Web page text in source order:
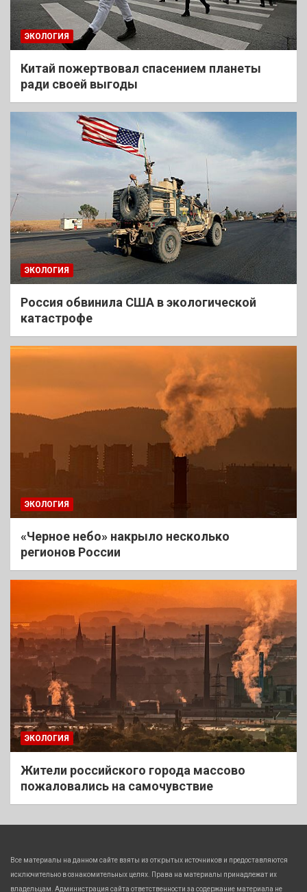
ЭКОЛОГИЯ
Китай пожертвовал спасением планеты
ради своей выгоды
ЭКОЛОГИЯ
Россия обвинила США в экологической
катастрофе
ЭКОЛОГИЯ
«Черное небо» накрыло несколько
регионов России
ЭКОЛОГИЯ
Жители российского города массово
пожаловались на самочувствие
Все материалы на данном сайте взяты из открытых источников и предоставляются
исключительно в ознакомительных целях. Права на материалы принадлежат их
владельцам. Администрация сайта ответственности за содержание материала не